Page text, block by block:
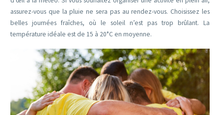
assurez-vous que la pluie ne sera pas au rendez-vous. Choisissez les
belles journées fraîches, où le soleil n’est pas trop brûlant. La
température idéale est de 15 à 20°C en moyenne.